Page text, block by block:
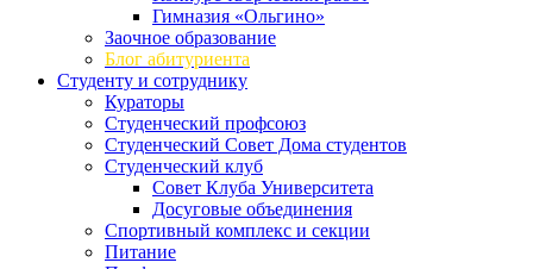
Гимназия «Ольгино»
Заочное образование
Блог абитуриента
Студенту и сотруднику
Кураторы
Студенческий профсоюз
Студенческий Совет Дома студентов
Студенческий клуб
Совет Клуба Университета
Досуговые объединения
Спортивный комплекс и секции
Питание